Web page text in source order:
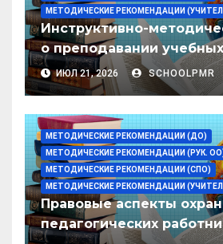
МЕТОДИЧЕСКИЕ РЕКОМЕНДАЦИИ
Инструктивно-
о преподавании
дисциплин в
образования ПМР на
ИЮЛ 21, 2026 SCHOOLPMR
МЕТОДИЧЕСКИЕ РЕКОМЕНДАЦИИ (ДО)
МЕТОДИЧЕСКИЕ РЕКОМЕНДАЦИИ (РУК.
МЕТОДИЧЕСКИЕ РЕКОМЕНДАЦИИ (СПО)
МЕТОДИЧЕСКИЕ РЕКОМЕНДАЦИИ
Правовые аспекты
педагогических